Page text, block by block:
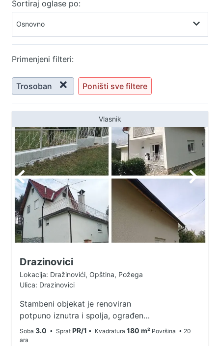
Sortiraj oglase po:
Primenjeni filteri:
Trosoban Poništi sve filtere
Vlasnik
Drazinovici
Lokacija: Dražinovići, Opština, Požega
Ulica: Drazinovici
Stambeni objekat je renoviran
potpuno iznutra i spolja, ograđen
plac. Bruto povrsina objekta je
180m2 neto 150m2. Građevinska
Soba 3.0 • Sprat PR/1 • Kvadratura 180 m² Površina • 20
ara